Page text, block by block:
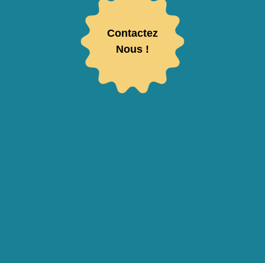
Contactez
Nous !